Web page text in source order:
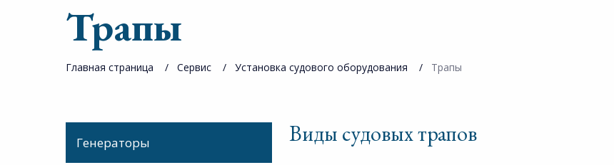
Трапы
Главная страница Сервис Установка судового оборудования Трапы
Генераторы Виды судовых трапов